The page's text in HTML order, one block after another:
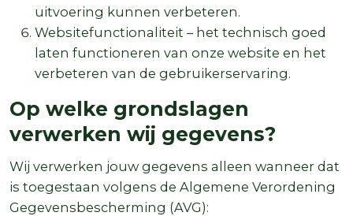
uitvoering kunnen verbeteren.
Websitefunctionaliteit – het technisch goed
laten functioneren van onze website en het
verbeteren van de gebruikerservaring.
Op welke grondslagen
verwerken wij gegevens?
Wij verwerken jouw gegevens alleen wanneer dat
is toegestaan volgens de Algemene Verordening
Gegevensbescherming (AVG):